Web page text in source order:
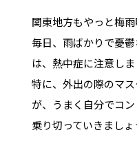
関東地方もやっと梅雨
毎日、雨ばかりで憂
は、熱中症に注意しま
特に、外出の際のマ
が、うまく自分でコ
乗り切っていきましょ